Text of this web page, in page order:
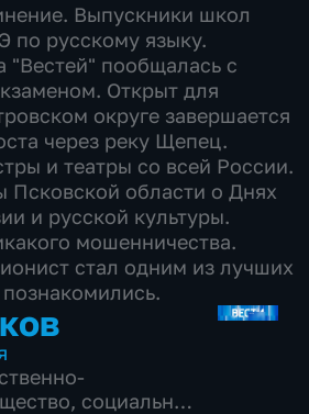
Выпускники школ
по русскому языку.
"Вестей" пообщалась с
Открыт для
округе завершается
через реку Щепец.
и театры со всей России.
Псковской области о Днях
и русской культуры.
мошенничества.
стал одним из лучших
, социально-